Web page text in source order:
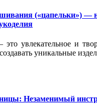
(«цапельки») —
увлекательное и
уникальные
Незаменимый